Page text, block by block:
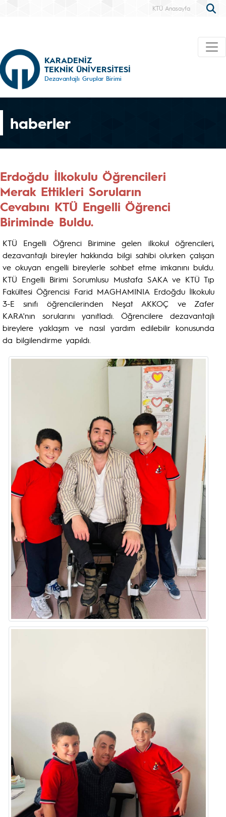
KTÜ Anasayfa
KARADENİZ
TEKNİK ÜNİVERSİTESİ
Dezavantajlı Gruplar Birimi
haberler
Erdoğdu İlkokulu Öğrencileri
Merak Ettikleri Soruların
Cevabını KTÜ Engelli Öğrenci
Biriminde Buldu.
KTÜ Engelli Öğrenci Birimine gelen ilkokul öğrencileri,
dezavantajlı bireyler hakkında bilgi sahibi olurken çalışan
ve okuyan engelli bireylerle sohbet etme imkanını buldu.
KTÜ Engelli Birimi Sorumlusu Mustafa SAKA ve KTÜ Tıp
Fakültesi Öğrencisi Farid MAGHAMINIA Erdoğdu İlkokulu
3-E sınıfı öğrencilerinden Neşat AKKOÇ ve Zafer
KARA'nın sorularını yanıtladı. Öğrencilere dezavantajlı
bireylere yaklaşım ve nasıl yardım edilebilir konusunda
da bilgilendirme yapıldı.